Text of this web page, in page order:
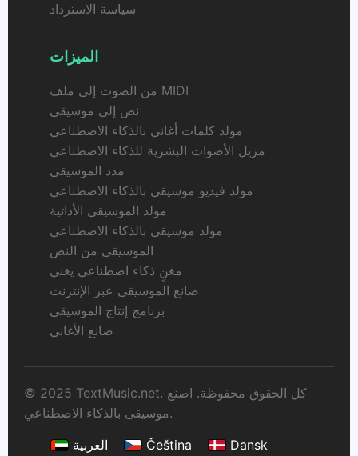
سياسة الاسترداد
الميزات
من الصوت إلى ملف MIDI
نص إلى موسيقى
مولد كلمات أغاني بالذكاء الاصطناعي
مزيل الأصوات البشرية للذكاء الاصطناعي
مدد الموسيقى
مولد فيديو موسيقي بالذكاء الاصطناعي
مولد الموسيقى الأداتية
مولد موسيقى بالذكاء الاصطناعي
الموسيقى من النص
مغنٍ ذكاء اصطناعي يغني
صانع الموسيقى عبر الإنترنت
برنامج إنتاج الموسيقى
صانع الأغاني
© 2025 TextMusic.net. كل الحقوق محفوظة. اصنع
موسيقى بالذكاء الاصطناعي.
العربية
Čeština Dansk